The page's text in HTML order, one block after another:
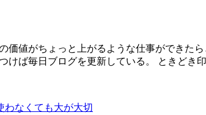
値がちょっと上がるような仕事ができた
ば毎日ブログを更新している。 ときどき
わなくても大が大切